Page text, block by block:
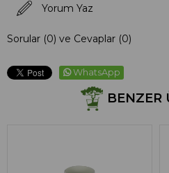
Yorum Yaz
Sorular (0) ve Cevaplar (0)
WhatsApp
BENZER